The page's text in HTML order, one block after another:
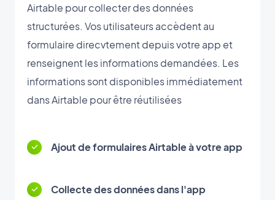
Airtable pour collecter des données
structurées. Vos utilisateurs accèdent au
formulaire direcvtement depuis votre app et
renseignent les informations demandées. Les
informations sont disponibles immédiatement
dans Airtable pour être réutilisées
Ajout de formulaires Airtable à votre app
Collecte des données dans l'app